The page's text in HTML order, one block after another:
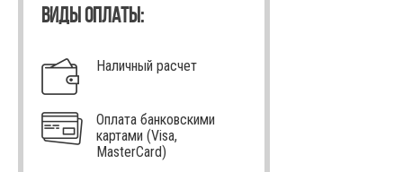
ВИДЫ ОПЛАТЫ:
Наличный расчет
Оплата банковскими
картами (Visa,
MasterCard)